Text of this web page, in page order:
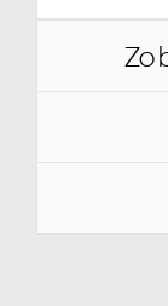
Zo